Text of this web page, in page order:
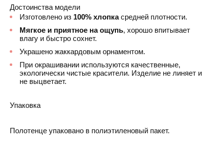
Достоинства модели
Изготовлено из 100% хлопкасредней плотности.
Мягкое и приятное на ощупь, хорошо впитывает
влагу и быстро сохнет.
Украшено жаккардовым орнаментом.
При окрашивании используются качественные,
экологически чистые красители. Изделие не линяет и
не выцветает.
Упаковка
Полотенце упаковано в полиэтиленовый пакет.